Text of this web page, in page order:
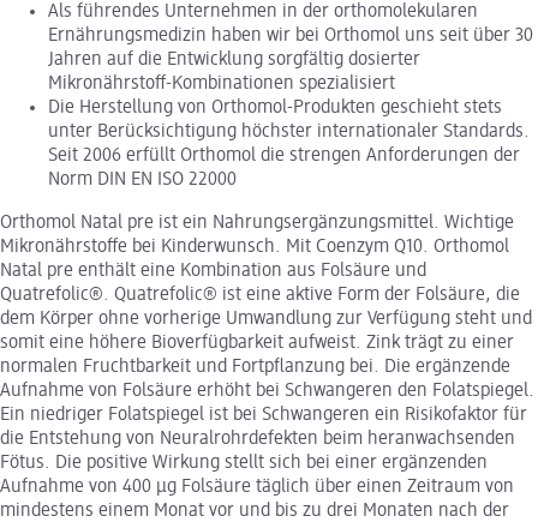
Als führendes Unternehmen in der orthomolekularen
Ernährungsmedizin haben wir bei Orthomol uns seit über 30
Jahren auf die Entwicklung sorgfältig dosierter
Mikronährstoff-Kombinationen spezialisiert
Die Herstellung von Orthomol-Produkten geschieht stets
unter Berücksichtigung höchster internationaler Standards.
Seit 2006 erfüllt Orthomol die strengen Anforderungen der
Norm DIN EN ISO 22000
Orthomol Natal pre ist ein Nahrungsergänzungsmittel. Wichtige
Mikronährstoffe bei Kinderwunsch. Mit Coenzym Q10. Orthomol
Natal pre enthält eine Kombination aus Folsäure und
Quatrefolic®. Quatrefolic® ist eine aktive Form der Folsäure, die
dem Körper ohne vorherige Umwandlung zur Verfügung steht und
somit eine höhere Bioverfügbarkeit aufweist. Zink trägt zu einer
normalen Fruchtbarkeit und Fortpflanzung bei. Die ergänzende
Aufnahme von Folsäure erhöht bei Schwangeren den Folatspiegel.
Ein niedriger Folatspiegel ist bei Schwangeren ein Risikofaktor für
die Entstehung von Neuralrohrdefekten beim heranwachsenden
Fötus. Die positive Wirkung stellt sich bei einer ergänzenden
Aufnahme von 400 µg Folsäure täglich über einen Zeitraum von
mindestens einem Monat vor und bis zu drei Monaten nach der